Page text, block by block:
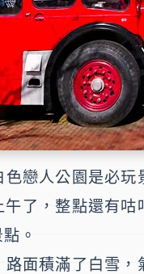
色戀人公園 是必玩
了，整點還有咕
。
面積滿了白雪